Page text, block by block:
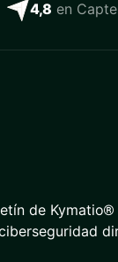
4,8 en
de